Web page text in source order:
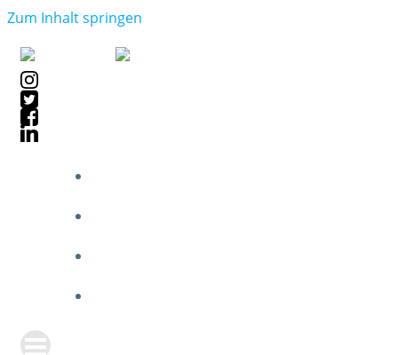
Zum Inhalt springen